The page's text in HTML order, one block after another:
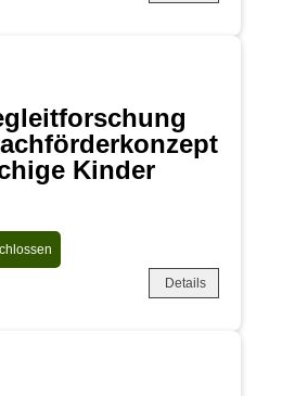
Kinder
Details